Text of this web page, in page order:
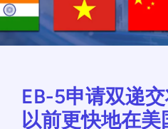
EB-5申请双递
以前更快地在